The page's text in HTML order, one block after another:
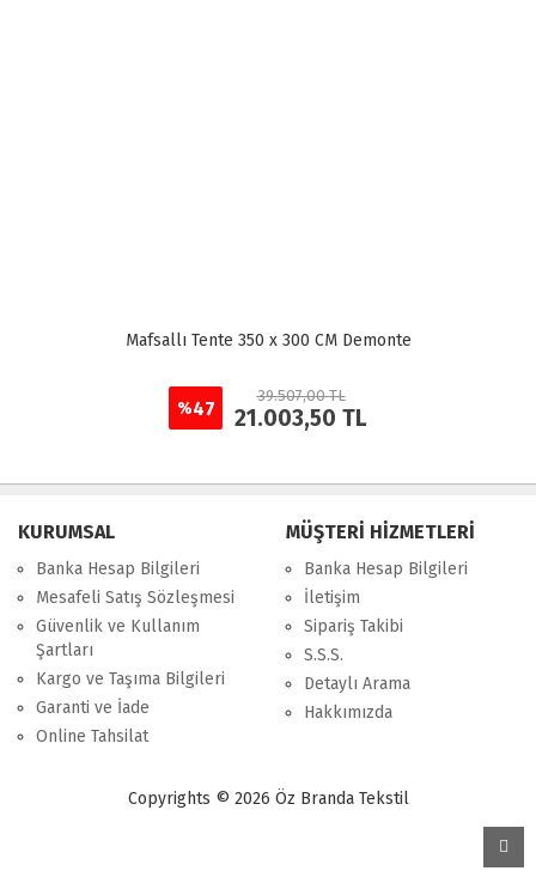
Mafsallı Tente 350 x 300 CM Demonte
%47
39.507,00 TL
21.003,50 TL
KURUMSAL
Banka Hesap Bilgileri
Mesafeli Satış Sözleşmesi
Güvenlik ve Kullanım
Şartları
Kargo ve Taşıma Bilgileri
Garanti ve İade
Online Tahsilat
MÜŞTERİ HİZMETLERİ
Banka Hesap Bilgileri
İletişim
Sipariş Takibi
S.S.S.
Detaylı Arama
Hakkımızda
Copyrights © 2026 Öz Branda Tekstil